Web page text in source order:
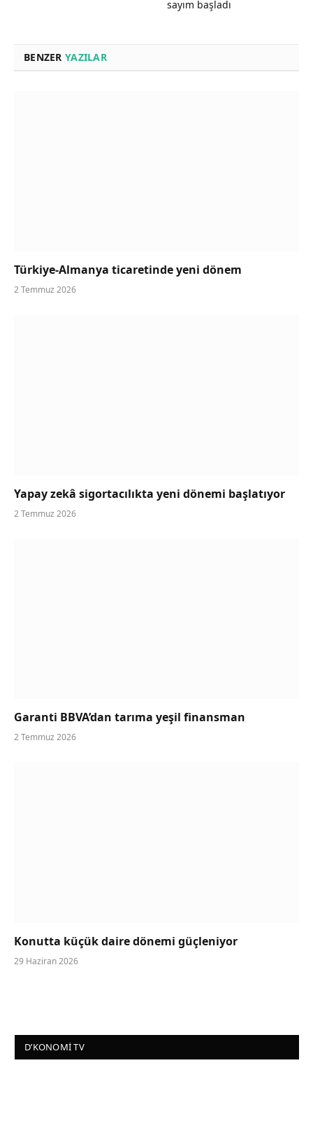
sayım başladı
BENZER YAZILAR
Türkiye-Almanya ticaretinde yeni dönem
2 Temmuz 2026
Yapay zekâ sigortacılıkta yeni dönemi başlatıyor
2 Temmuz 2026
Garanti BBVA’dan tarıma yeşil finansman
2 Temmuz 2026
Konutta küçük daire dönemi güçleniyor
29 Haziran 2026
D’KONOMI TV